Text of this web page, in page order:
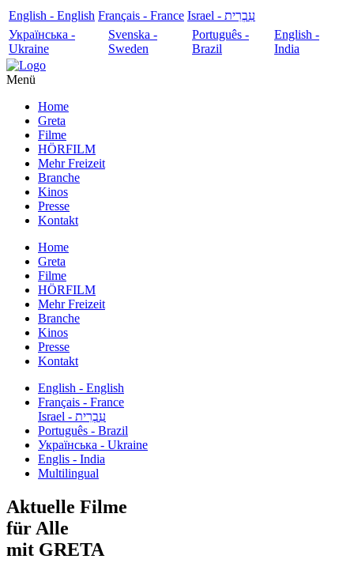
English - English Français - France
עִבְרִית - Israel
Українська -
Ukraine
Svenska -
Sweden
Português -
Brazil
English -
India
Menü
Home
Greta
Filme
HÖRFILM
Mehr Freizeit
Branche
Kinos
Presse
Kontakt
Home
Greta
Filme
HÖRFILM
Mehr Freizeit
Branche
Kinos
Presse
Kontakt
English - English
Français - France
עִבְרִית - Israel
Português - Brazil
Українська - Ukraine
Englis - India
Multilingual
Aktuelle Filme
für Alle
mit GRETA